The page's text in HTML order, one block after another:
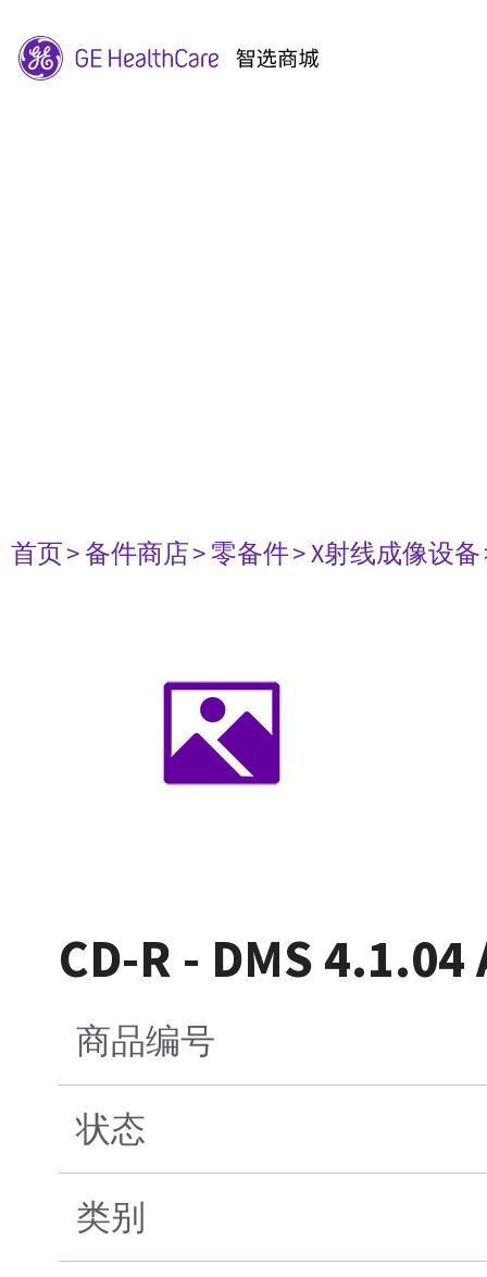
首页> 备件商店> 零备件> X射线成像设备
CD-R - DMS 4.1.04
商品编号
状态
类别